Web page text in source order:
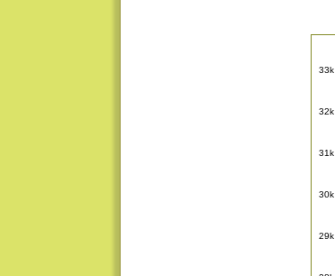
29k
30k
31k
32k
33k